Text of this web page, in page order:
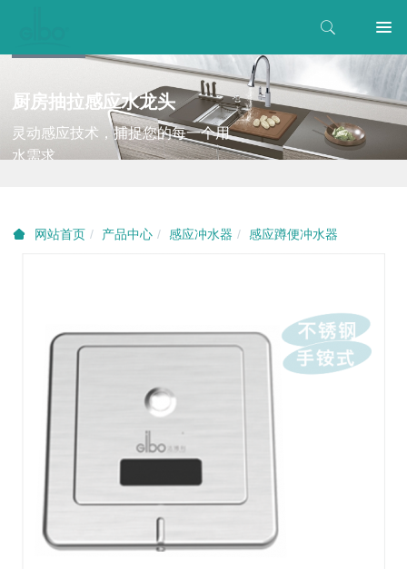
厨房抽拉感应水龙头
灵动感应技术，捕捉您的每一个用
水需求
网站首页 产品中心 感应冲水器 感应蹲便冲水器